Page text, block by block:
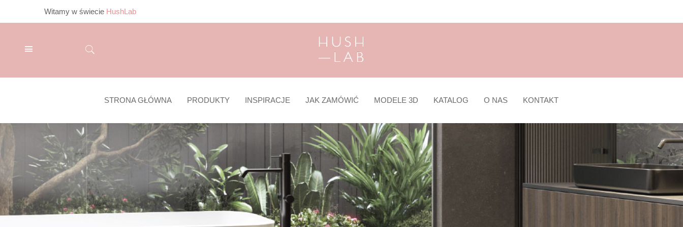
Witamy w świecie HushLab
STRONA GŁÓWNA PRODUKTY INSPIRACJE JAK ZAMÓWIĆ MODELE 3D KATALOG O NAS KONTAKT